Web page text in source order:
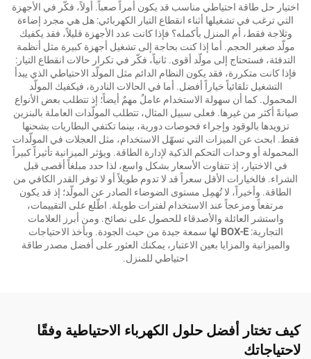
اختيار حل طاقة احتياطي مناسب قد يكون أمراً صعباً. أولاً، فكّر في الأجهزة
التي ترغب في تشغيلها أثناء انقطاع التيار الكهربائي: هل هي مجرد إضاءة
وثلاجة فقط، أم المنزل بأكمله؟ فإذا كانت عدد الأجهزة قليلاً، فقد يكفيك
مولّد صغير الحجم. أما إذا كنت بحاجة إلى تشغيل أجهزة كبيرة مثل أنظمة
التدفئة، فستحتاج إلى مولّد أقوى. ثانياً، فكّر في تكرار حالات انقطاع التيار:
فإذا كانت متكررة، فقد يكون النظام الدائم مثل المولّد الاحتياطي الذي يبدأ
التشغيل تلقائياً خياراً أفضل. أما في الحالات النادرة، فيكفيك المولّد
المحمول. كما أن سهولة الاستخدام عاملٌ مهمٌ أيضاً؛ إذ تتطلب بعض الأنواع
صيانةً أكثر من غيرها. فعلى سبيل المثال، تتطلب المولّدات العاملة بالبنزين
تزويدها بالوقود وإجراء فحوصات دورية، بينما تكتفي البطاريات بشحنها
فقط. ابحث عن الميزات التي تسهّل الاستخدام، مثل العجلات في المولّدات
المحمولة أو وحدات التحكم الذكية لإدارة الطاقة. ويؤثر الميزانية تأثيراً كبيراً
في الاختيار، إذ تتفاوت الأسعار بشكل واسع، لذا حدد مبلغاً أقصى قبل
الشراء. فالخيارات الأقل سعراً قد لا تدوم طويلاً أو لا توفر القدر الكافي من
الطاقة. وأخيراً، لا تُهمِل مستوى الضوضاء الصادر عن المولّد؛ إذ قد يكون
مرتفعاً ومزعجاً عند الاستخدام لفترات طويلة. اطّلع على التقييمات،
واستشر العائلة والأصدقاء للحصول على نصائح. ومن أبرز العلامات
التجارية:BOX-E لها سمعة جيدة من حيث الجودة. وبأخذ الاحتياجات
والميزانية والمزايا بعين الاعتبار، يمكنك العثور على أفضل مصدر طاقة
احتياطي للمنزل.
كيف تختار أفضل حلول الكهرباء الاحتياطية وفقًا
لاحتياجاتك